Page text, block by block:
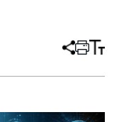
分
章
打 调
小